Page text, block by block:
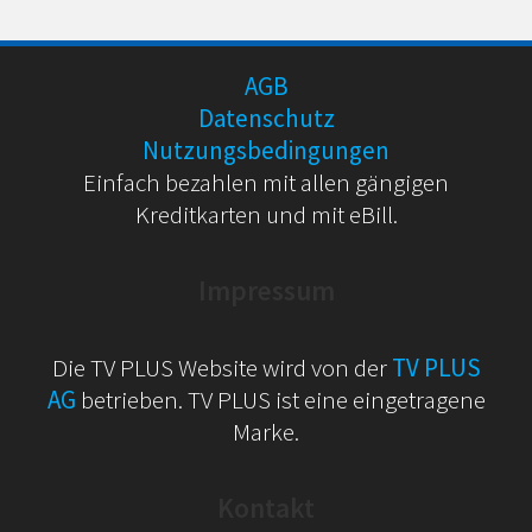
AGB
Datenschutz
Nutzungsbedingungen
Einfach bezahlen mit allen gängigen
Kreditkarten und mit eBill.
Die TV PLUS Website wird von derTV PLUS
AG betrieben. TV PLUS ist eine eingetragene
Marke.